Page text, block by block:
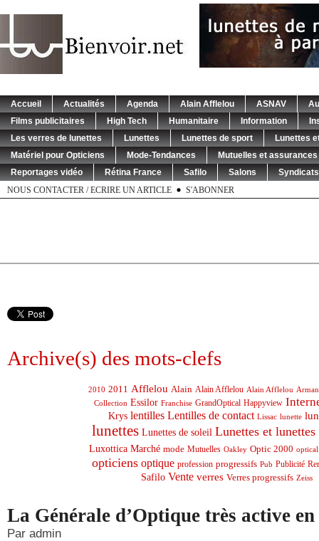
Accueil Actualités Agenda Alain Afflelou ASNAV
Films publicitaires
High Tech Humanitaire Information
Les verres de lunettes
Lunettes Lunettes de sport
Lunettes
Matériel pour Opticiens
Mode-Tendances
Mutuelles et
Reportages vidéo
Rétina France Safilo Salons
Syndicats
NOUS CONTACTER / ECRIRE UN ARTICLE
S'ABONNER
Archive(s) des mots-clefs
2010 2011 Afflelou Alain Alain Afflelou Alain Afflelou
Collection Essilor Franchise GrandOptical Happyview
Krys lentilles Lentilles de contact Lissac lunette
lunettes Lunettes de soleil Lunettes et
Luxottica Marché mode Mutuelles Oakley Optic 2000 optical
opticiens optique profession progressifs Pub Publicité
Safilo Vente verres Verres progressifs Zeiss
La Générale d’Optique très active
Par admin